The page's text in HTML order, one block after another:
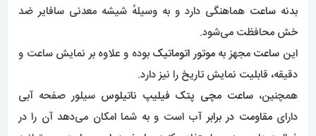
بدنه ساعت هماهنگی دارد و به وسیلهٔ شیشه معدنی سافایر ضد
خش محافظت می‌شود.
این ساعت مجهز بهموتور اتوماتیک بوده و علاوه بر نمایش ساعت و
دقیقه، قابلیت نمایش تاریخ را نیز دارد.
همچنین، ساعت مچی پتک فیلیپ ناتیلوس سیلور صفحه آبی
دارایمقاومت در برابر آب است و به شما امکان می‌دهد آن را در